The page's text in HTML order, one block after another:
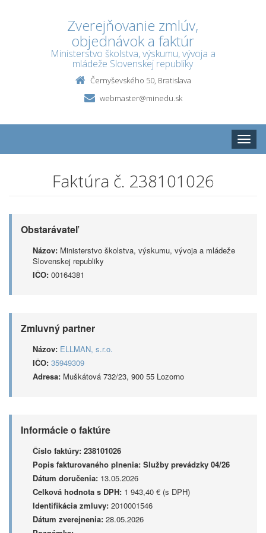
Zverejňovanie zmlúv,
objednávok a faktúr
Ministerstvo školstva, výskumu, vývoja a
mládeže Slovenskej republiky
Černyševského 50, Bratislava
webmaster@minedu.sk
Toggle
Faktúra č. 238101026
Obstarávateľ
Názov: Ministerstvo školstva, výskumu, vývoja a mládeže
Slovenskej republiky
IČO: 00164381
Zmluvný partner
Názov: ELLMAN, s.r.o.
IČO: 35949309
Adresa: Muškátová 732/23, 900 55 Lozorno
Informácie o faktúre
Číslo faktúry: 238101026
Popis fakturovaného plnenia: Služby prevádzky 04/26
Dátum doručenia: 13.05.2026
Celková hodnota s DPH: 1 943,40 € (s DPH)
Identifikácia zmluvy: 2010001546
Dátum zverejnenia: 28.05.2026